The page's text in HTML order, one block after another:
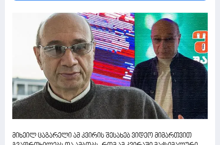
მიხეილ ცაგარელი ამ კვირის შესახებ ვიდეო მიმართვით